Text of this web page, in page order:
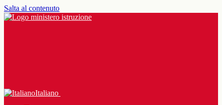
Salta al contenuto
Italiano